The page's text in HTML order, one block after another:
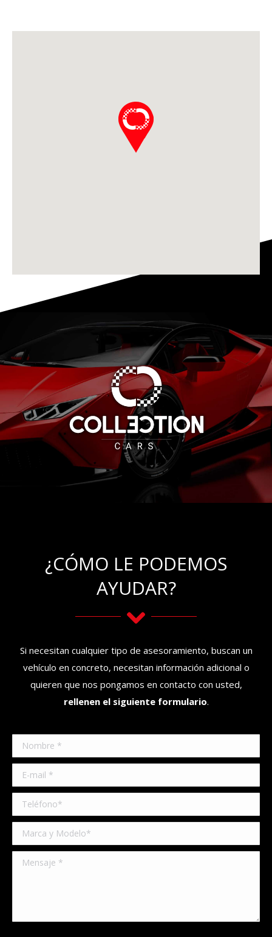
¿CÓMO LE PODEMOS
AYUDAR?
Si necesitan cualquier tipo de asesoramiento, buscan un
vehículo en concreto, necesitan información adicional o
quieren que nos pongamos en contacto con usted,
rellenen el siguiente formulario.